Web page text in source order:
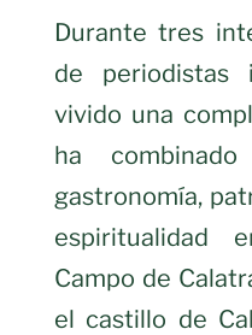
Durante tres
de periodistas
vivido una
ha
gastronomía,
espiritualidad
Campo de
el castillo de